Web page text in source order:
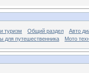
туризм Общий раздел
Авто
для путешественника
Мото